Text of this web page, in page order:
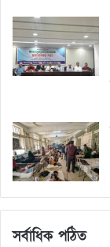
সর্বাধিক পঠিত